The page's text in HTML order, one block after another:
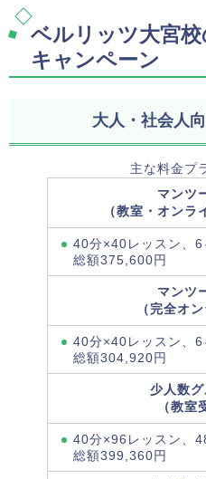
ベルリッツ大宮校
キャンペーン
大人・社会人
主な料金プ
マンツ
（教室・オンラ
40分×40レッスン、6
総額375,600円
マンツ
（完全オ
40分×40レッスン、6
総額304,920円
少人数
（教室
40分×96レッスン、
総額399,360円